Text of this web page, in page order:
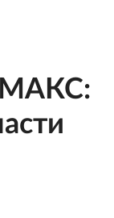
МАКС: